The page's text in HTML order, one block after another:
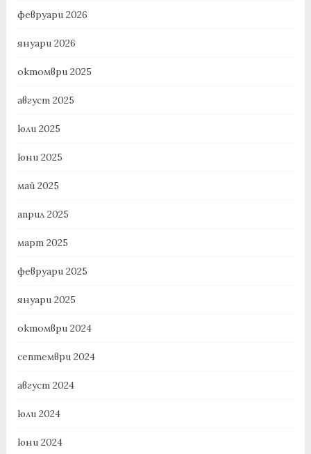
февруари 2026
януари 2026
октомври 2025
август 2025
юли 2025
юни 2025
май 2025
април 2025
март 2025
февруари 2025
януари 2025
октомври 2024
септември 2024
август 2024
юли 2024
юни 2024